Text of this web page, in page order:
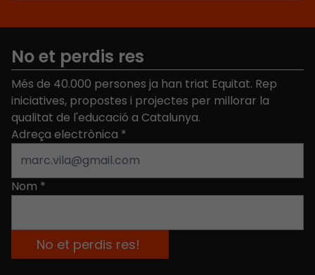
No et perdis res
Més de 40.000 persones ja han triat Equitat. Rep
iniciatives, propostes i projectes per millorar la
qualitat de l'educació a Catalunya.
Adreça electrònica *
Nom *